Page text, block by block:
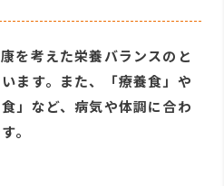
を考えた栄養バランスのと
ます。また、「療養食」や
」など、病気や体調に合わ
。